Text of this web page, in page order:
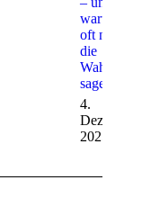
warum sie
oft nicht
die
Wahrheit
sagen“
4.
Dezember
2025